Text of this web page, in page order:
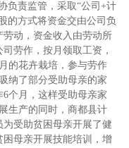
负责监管，采取“公司 +计
的方式将资金交由公司负
动，资金收入由劳动所
劳作，按月领取工资，
的花卉栽培，参与劳作
纳了部分受助母亲的家
6个月，这样受助母亲家
生产的同时，商都县计
受助贫困母亲开展了健
母亲开展技能培训，增